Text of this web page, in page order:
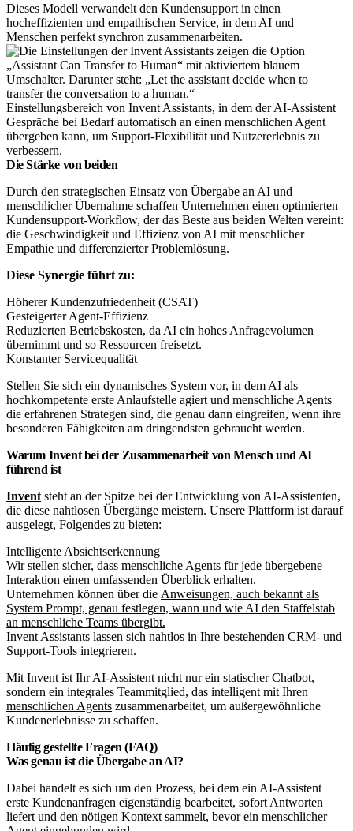
Dieses Modell verwandelt den Kundensupport in einen
hocheffizienten und empathischen Service, in dem AI und
Menschen perfekt synchron zusammenarbeiten.
Einstellungsbereich von Invent Assistants, in dem der AI-Assistent
Gespräche bei Bedarf automatisch an einen menschlichen Agent
übergeben kann, um Support-Flexibilität und Nutzererlebnis zu
verbessern.
Die Stärke von beiden
Durch den strategischen Einsatz von Übergabe an AI und
menschlicher Übernahme schaffen Unternehmen einen optimierten
Kundensupport-Workflow, der das Beste aus beiden Welten vereint:
die Geschwindigkeit und Effizienz von AI mit menschlicher
Empathie und differenzierter Problemlösung.
Diese Synergie führt zu:
Höherer Kundenzufriedenheit (CSAT)
Gesteigerter Agent-Effizienz
Reduzierten Betriebskosten, da AI ein hohes Anfragevolumen
übernimmt und so Ressourcen freisetzt.
Konstanter Servicequalität
Stellen Sie sich ein dynamisches System vor, in dem AI als
hochkompetente erste Anlaufstelle agiert und menschliche Agents
die erfahrenen Strategen sind, die genau dann eingreifen, wenn ihre
besonderen Fähigkeiten am dringendsten gebraucht werden.
Warum Invent bei der Zusammenarbeit von Mensch und AI
führend ist
Invent steht an der Spitze bei der Entwicklung von AI-Assistenten,
die diese nahtlosen Übergänge meistern. Unsere Plattform ist darauf
ausgelegt, Folgendes zu bieten:
Intelligente Absichtserkennung
Wir stellen sicher, dass menschliche Agents für jede übergebene
Interaktion einen umfassenden Überblick erhalten.
Unternehmen können über die Anweisungen, auch bekannt als
System Prompt, genau festlegen, wann und wie AI den Staffelstab
an menschliche Teams übergibt.
Invent Assistants lassen sich nahtlos in Ihre bestehenden CRM- und
Support-Tools integrieren.
Mit Invent ist Ihr AI-Assistent nicht nur ein statischer Chatbot,
sondern ein integrales Teammitglied, das intelligent mit Ihren
menschlichen Agents zusammenarbeitet, um außergewöhnliche
Kundenerlebnisse zu schaffen.
Häufig gestellte Fragen (FAQ)
Was genau ist die Übergabe an AI?
Dabei handelt es sich um den Prozess, bei dem ein AI-Assistent
erste Kundenanfragen eigenständig bearbeitet, sofort Antworten
liefert und den nötigen Kontext sammelt, bevor ein menschlicher